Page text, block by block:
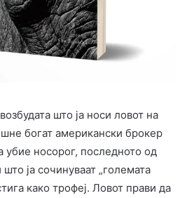
што ја носи ловот на
богат американски брокер
убие носорог, последното од
ја сочинуваат „големата
како трофеј. Ловот прави да